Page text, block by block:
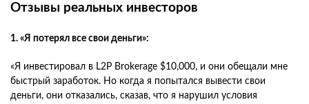
Отзывы реальных инвесторов
1. «Я потерял все свои деньги»:
«Я инвестировал в L2P Brokerage $10,000, и они обещали мне
быстрый заработок. Но когда я попытался вывести свои
деньги, они отказались, сказав, что я нарушил условия